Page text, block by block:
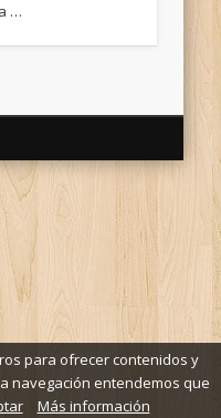
…
para ofrecer contenidos y
navegación entendemos que
Más información